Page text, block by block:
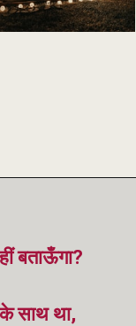
बताऊँगा?
साथ था,